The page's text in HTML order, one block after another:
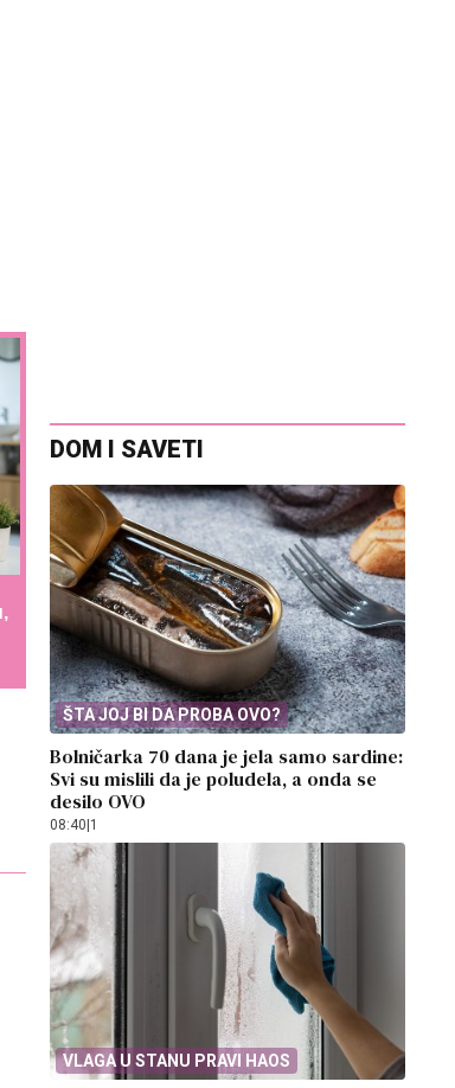
DOM I SAVETI
ŠTA JOJ BI DA PROBA OVO?
Bolničarka 70 dana je jela samo sardine:
Svi su mislili da je poludela, a onda se
desilo OVO
08:40 1
VLAGA U STANU PRAVI HAOS